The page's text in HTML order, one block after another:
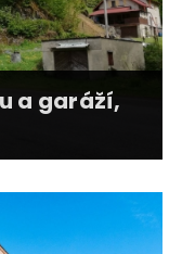
a garáží,